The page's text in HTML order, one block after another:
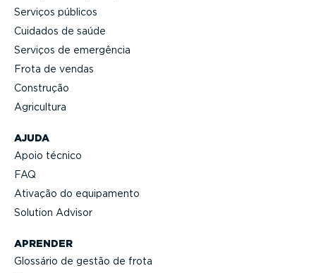
Serviços públicos
Cuidados de saúde
Serviços de emergência
Frota de vendas
Construção
Agricultura
AJUDA
Apoio técnico
FAQ
Ativação do equipamento
Solution Advisor
APRENDER
Glossário de gestão de frota